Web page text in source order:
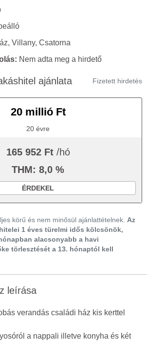
Villany, Csatorna
Nem adta meg a hirdető
ajánlata Fizetett hirdetés
20 millió Ft
20 évre
165 952 Ft /hó
THM: 8,0 %
ÉRDEKEL
körű és nem minősül ajánlattételnek. Az
1 éves türelmi idős kölcsönök,
alacsonyabb a havi
törlesztését a 13. hónaptól kell
leírása
verandás családi ház kis kerttel
a nappali illetve konyha és két